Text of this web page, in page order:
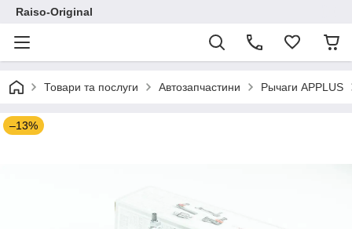
Raiso-Original
Товари та послуги Автозапчастини Рычаги APPLUS
–13%